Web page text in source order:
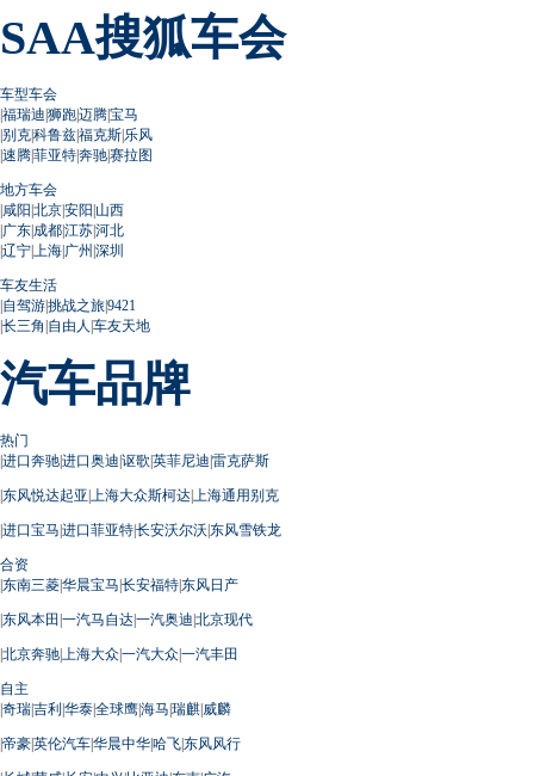
SAA搜狐车会
车型车会
|福瑞迪|狮跑|迈腾|宝马
|别克|科鲁兹|福克斯|乐风
|速腾|菲亚特|奔驰|赛拉图
地方车会
|咸阳|北京|安阳|山西
|广东|成都|江苏|河北
|辽宁| 上海|广州 |深圳
车友生活
|自驾游|挑战之旅|9421
|长三角 |自由人 |车友天地
汽车品牌
热门
|进口奔驰|进口奥迪|讴歌|英菲尼迪|雷克萨斯
|东风悦达起亚| 上海大众斯柯达| 上海通用别克
|进口宝马|进口菲亚特|长安沃尔沃|东风雪铁龙
合资
|东南三菱|华晨宝马|长安福特|东风日产
|东风本田 |一汽马自达|一汽奥迪|北京现代
|北京奔驰| 上海大众|一汽大众|一汽丰田
自主
|奇瑞|吉利|华泰|全球鹰|海马|瑞麒|威麟
|帝豪|英伦汽车|华晨中华|哈飞|东风风行